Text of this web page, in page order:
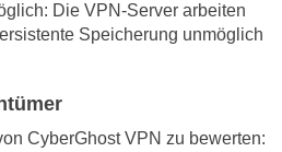
Die VPN-Server arbeiten
Speicherung unmöglich
CyberGhost VPN zu bewerten: